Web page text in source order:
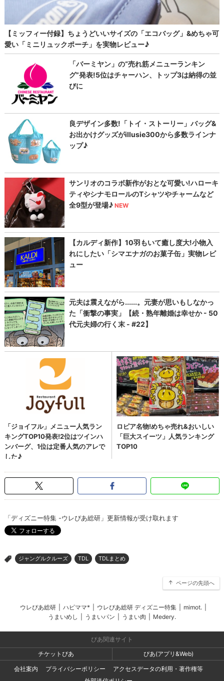
「ディズニー特集 -ウレぴあ総研」更新情報が受け取れます
> ジャングルクルーズ TDL TDLまとめ
ページの先頭へ
ウレぴあ総研 ハピママ* ウレぴあ総研 ディズニー特集 mimot.
うまいめし
うまいパン うまい肉 Medery.
ぴあ関連サイト
チケットぴあ
ぴあ(アプリ&Web)
会社案内
プライバシーポリシー
アクセスデータの利用・著作権等